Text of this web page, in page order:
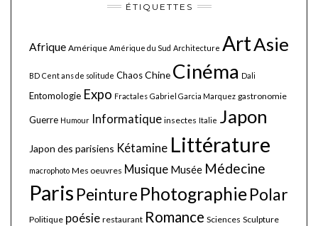
ÉTIQUETTES
Afrique Amérique Amérique du Sud Architecture ArtAsie
BD Cent ans de solitude ChaosChine Cinéma Dali
Entomologie Expo Fractales Gabriel Garcia Marquez gastronomie
Guerre Humour Informatique insectes Italie Japon
Japon des parisiens Kétamine Littérature
macrophoto Mes oeuvres Musique Musée Médecine
Paris Peinture PhotographiePolar
Politique poésie restaurant Romance Sciences Sculpture